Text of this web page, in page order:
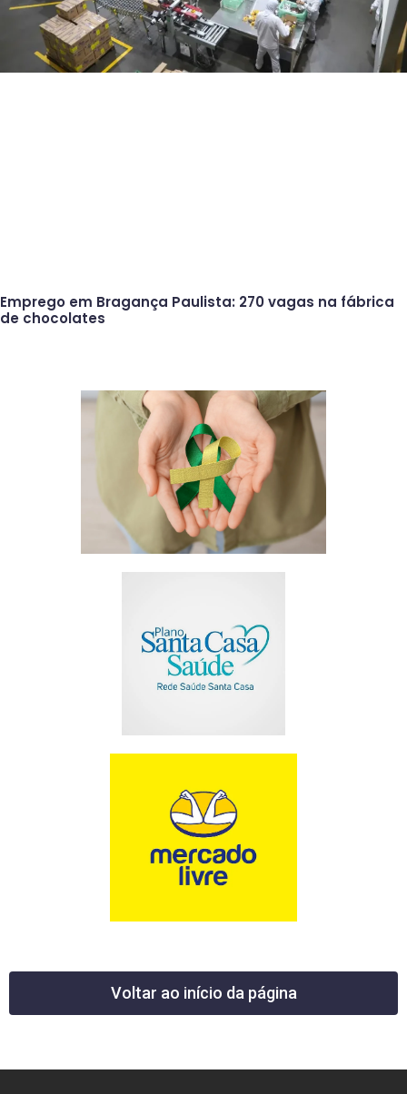
Emprego em Bragança Paulista: 270 vagas na fábrica
de chocolates
Voltar ao início da página